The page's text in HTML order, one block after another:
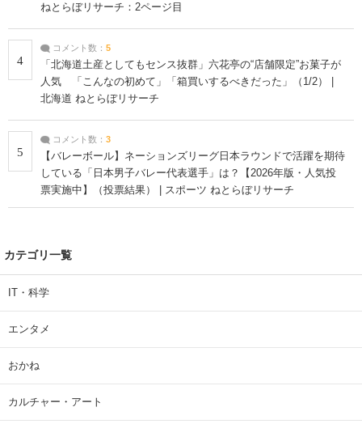
ねとらぼリサーチ：2ページ目
4
コメント数： 5
「北海道土産としてもセンス抜群」六花亭の“店舗限定”お菓子が
人気 「こんなの初めて」「箱買いするべきだった」（1/2） |
北海道 ねとらぼリサーチ
5
コメント数： 3
【バレーボール】ネーションズリーグ日本ラウンドで活躍を期待
している「日本男子バレー代表選手」は？【2026年版・人気投
票実施中】（投票結果） | スポーツ ねとらぼリサーチ
カテゴリ一覧
IT・科学
エンタメ
おかね
カルチャー・アート